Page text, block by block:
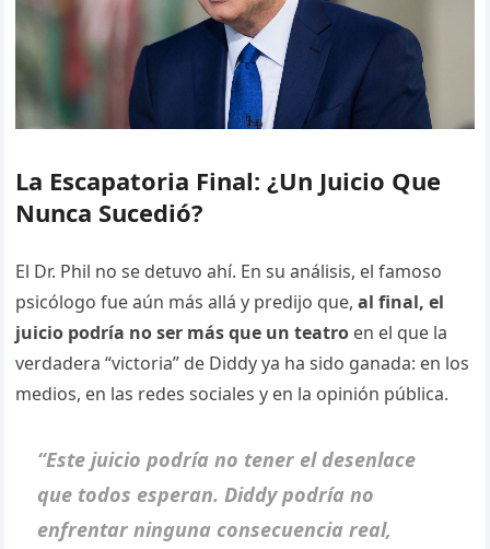
La Escapatoria Final: ¿Un Juicio Que
Nunca Sucedió?
El Dr. Phil no se detuvo ahí. En su análisis, el famoso
psicólogo fue aún más allá y predijo que,al final, el
juicio podría no ser más que un teatro en el que la
verdadera “victoria” de Diddy ya ha sido ganada: en los
medios, en las redes sociales y en la opinión pública.
“Este juicio podría no tener el desenlace
que todos esperan. Diddy podría no
enfrentar ninguna consecuencia real,